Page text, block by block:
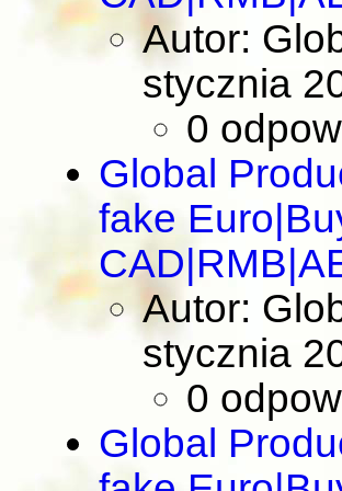
Autor:
stycznia
0
Global
fake
Autor:
stycznia
0
Global